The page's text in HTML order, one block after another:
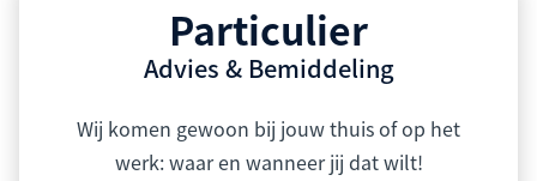
Particulier
Advies & Bemiddeling
Wij komen gewoon bij jouw thuis of op het
werk: waar en wanneer jij dat wilt!